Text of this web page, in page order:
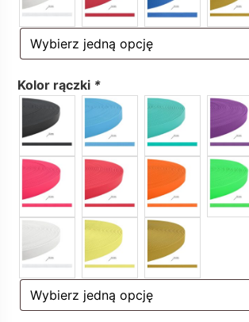
Kolor rączki *